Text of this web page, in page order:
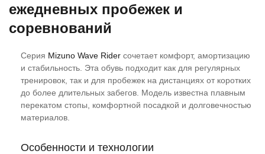
Сегодня заказываю
четвёртую пару.
ежедневных пробежек и
соревнований
Серия Mizuno Wave Rider сочетает комфорт, амортизацию
и стабильность. Эта обувь подходит как для регулярных
тренировок, так и для пробежек на дистанциях от коротких
до более длительных забегов. Модель известна плавным
перекатом стопы, комфортной посадкой и долговечностью
материалов.
Особенности и технологии